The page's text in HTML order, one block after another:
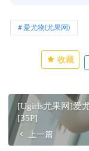
爱尤物(尤果网)
收藏
[Ugirls尤果网]爱
[35P]
上一篇